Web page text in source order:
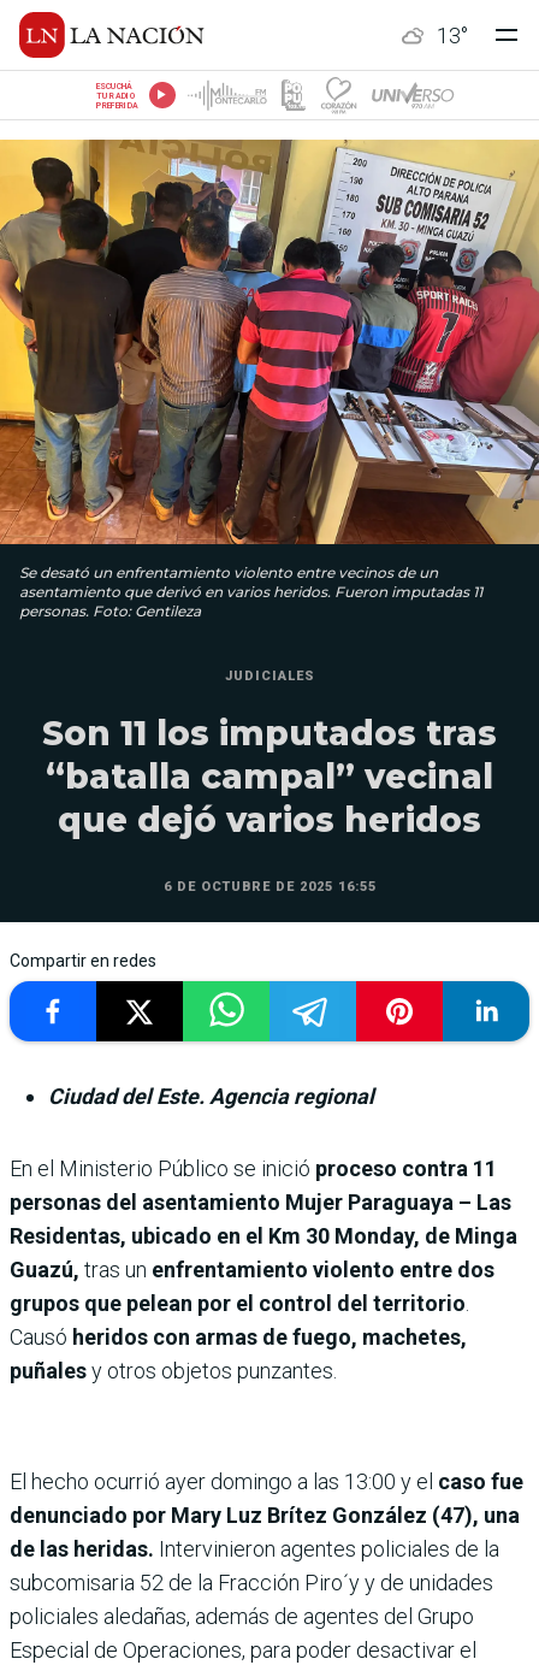
13°
ESCUCHÁ
TU RADIO
PREFERIDA
Se desató un enfrentamiento violento entre vecinos de un
asentamiento que derivó en varios heridos. Fueron imputadas 11
personas. Foto: Gentileza
JUDICIALES
Son 11 los imputados tras
“batalla campal” vecinal
que dejó varios heridos
6 DE OCTUBRE DE 2025 16:55
Compartir en redes
Ciudad del Este. Agencia regional
En el Ministerio Público se inició proceso contra 11
personas del asentamiento Mujer Paraguaya – Las
Residentas, ubicado en el Km 30 Monday, de Minga
Guazú, tras un enfrentamiento violento entre dos
grupos que pelean por el control del territorio
Causó heridos con armas de fuego, machetes,
puñalesy otros objetos punzantes.
El hecho ocurrió ayer domingo a las 13:00 y el caso fue
denunciado por Mary Luz Brítez González (47), una
de las heridas. Intervinieron agentes policiales de la
subcomisaria 52 de la Fracción Piro´y y de unidades
policiales aledañas, además de agentes del Grupo
Especial de Operaciones, para poder desactivar el